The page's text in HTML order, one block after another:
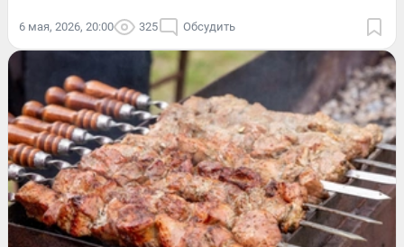
6 мая, 2026, 20:00 325 Обсудить